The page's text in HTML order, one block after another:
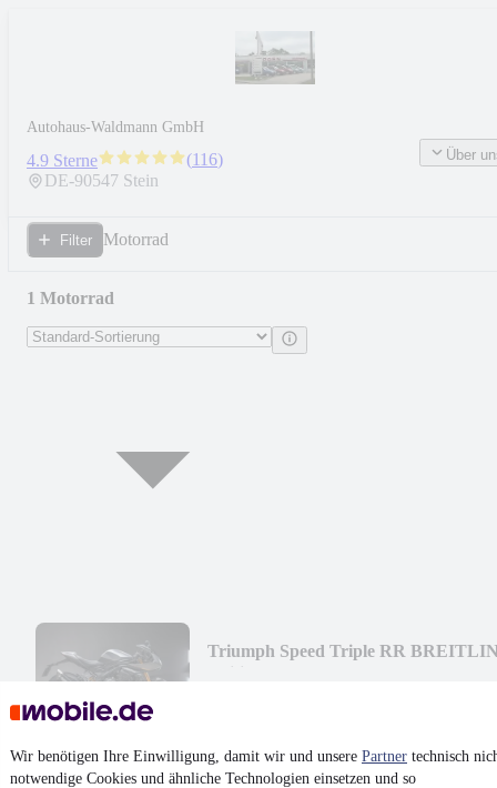
Wir benötigen Ihre Einwilligung, damit wir und unsere Partner technisch
notwendige Cookies und ähnliche Technologien einsetzen und so
Autohaus-Waldmann GmbH
4.9 Sterne (116)
DE-90547 Stein
Über
Filter Motorrad
1 Motorrad
Triumph Speed Triple RR
Neufahrzeug •Sportler/Supersportler• 132 kW (179 PS)•
1.160 cm³•Benzin